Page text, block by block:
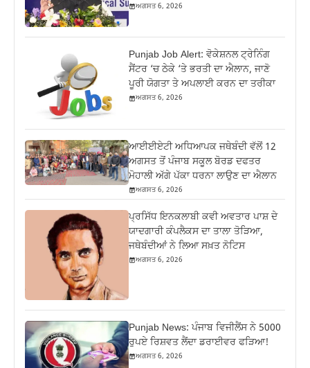
ਅਗਸਤ 6, 2026
Punjab Job Alert: ਵੋਕੇਸ਼ਨਲ ਟ੍ਰੇਨਿੰਗ
ਸੈਂਟਰ ‘ਚ ਠੇਕੇ ‘ਤੇ ਭਰਤੀ ਦਾ ਐਲਾਨ, ਜਾਣੋ
ਪੂਰੀ ਯੋਗਤਾ ਤੇ ਅਪਲਾਈ ਕਰਨ ਦਾ ਤਰੀਕਾ
ਅਗਸਤ 6, 2026
ਆਈਈਏਟੀ ਅਧਿਆਪਕ ਜਥੇਬੰਦੀ ਵੱਲੋਂ 12
ਅਗਸਤ ਤੋਂ ਪੰਜਾਬ ਸਕੂਲ ਬੋਰਡ ਦਫਤਰ
ਮੋਹਾਲੀ ਅੱਗੇ ਪੱਕਾ ਧਰਨਾ ਲਾਉਣ ਦਾ ਐਲਾਨ
ਅਗਸਤ 6, 2026
ਪ੍ਰਸਿੱਧ ਇਨਕਲਾਬੀ ਕਵੀ ਅਵਤਾਰ ਪਾਸ਼ ਦੇ
ਯਾਦਗਾਰੀ ਕੰਪਲੈਕਸ ਦਾ ਤਾਲਾ ਤੋੜਿਆ,
ਜਥੇਬੰਦੀਆਂ ਨੇ ਲਿਆ ਸਖ਼ਤ ਨੋਟਿਸ
ਅਗਸਤ 6, 2026
Punjab News: ਪੰਜਾਬ ਵਿਜੀਲੈਂਸ ਨੇ 5000
ਰੁਪਏ ਰਿਸ਼ਵਤ ਲੈਂਦਾ ਡਰਾਈਵਰ ਫੜਿਆ!
ਅਗਸਤ 6, 2026